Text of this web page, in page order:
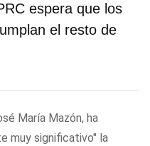
espera que los
el resto de
María Mazón, ha
muy significativo" la